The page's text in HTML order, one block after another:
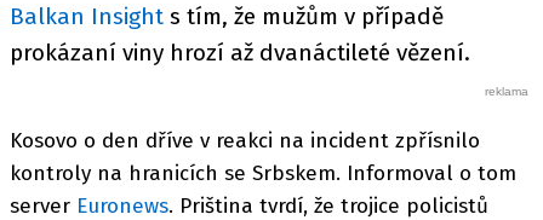
Balkan Insight s tím, že mužům v případě
prokázaní viny hrozí až dvanáctileté vězení.
Kosovo o den dříve v reakci na incident zpřísnilo
kontroly na hranicích se Srbskem. Informoval o tom
server Euronews. Priština tvrdí, že trojice policistů